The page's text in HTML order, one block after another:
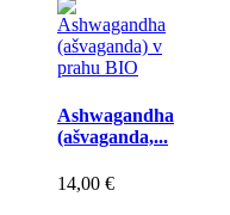
Ashwagandha
(ašvaganda,...
14,00 €